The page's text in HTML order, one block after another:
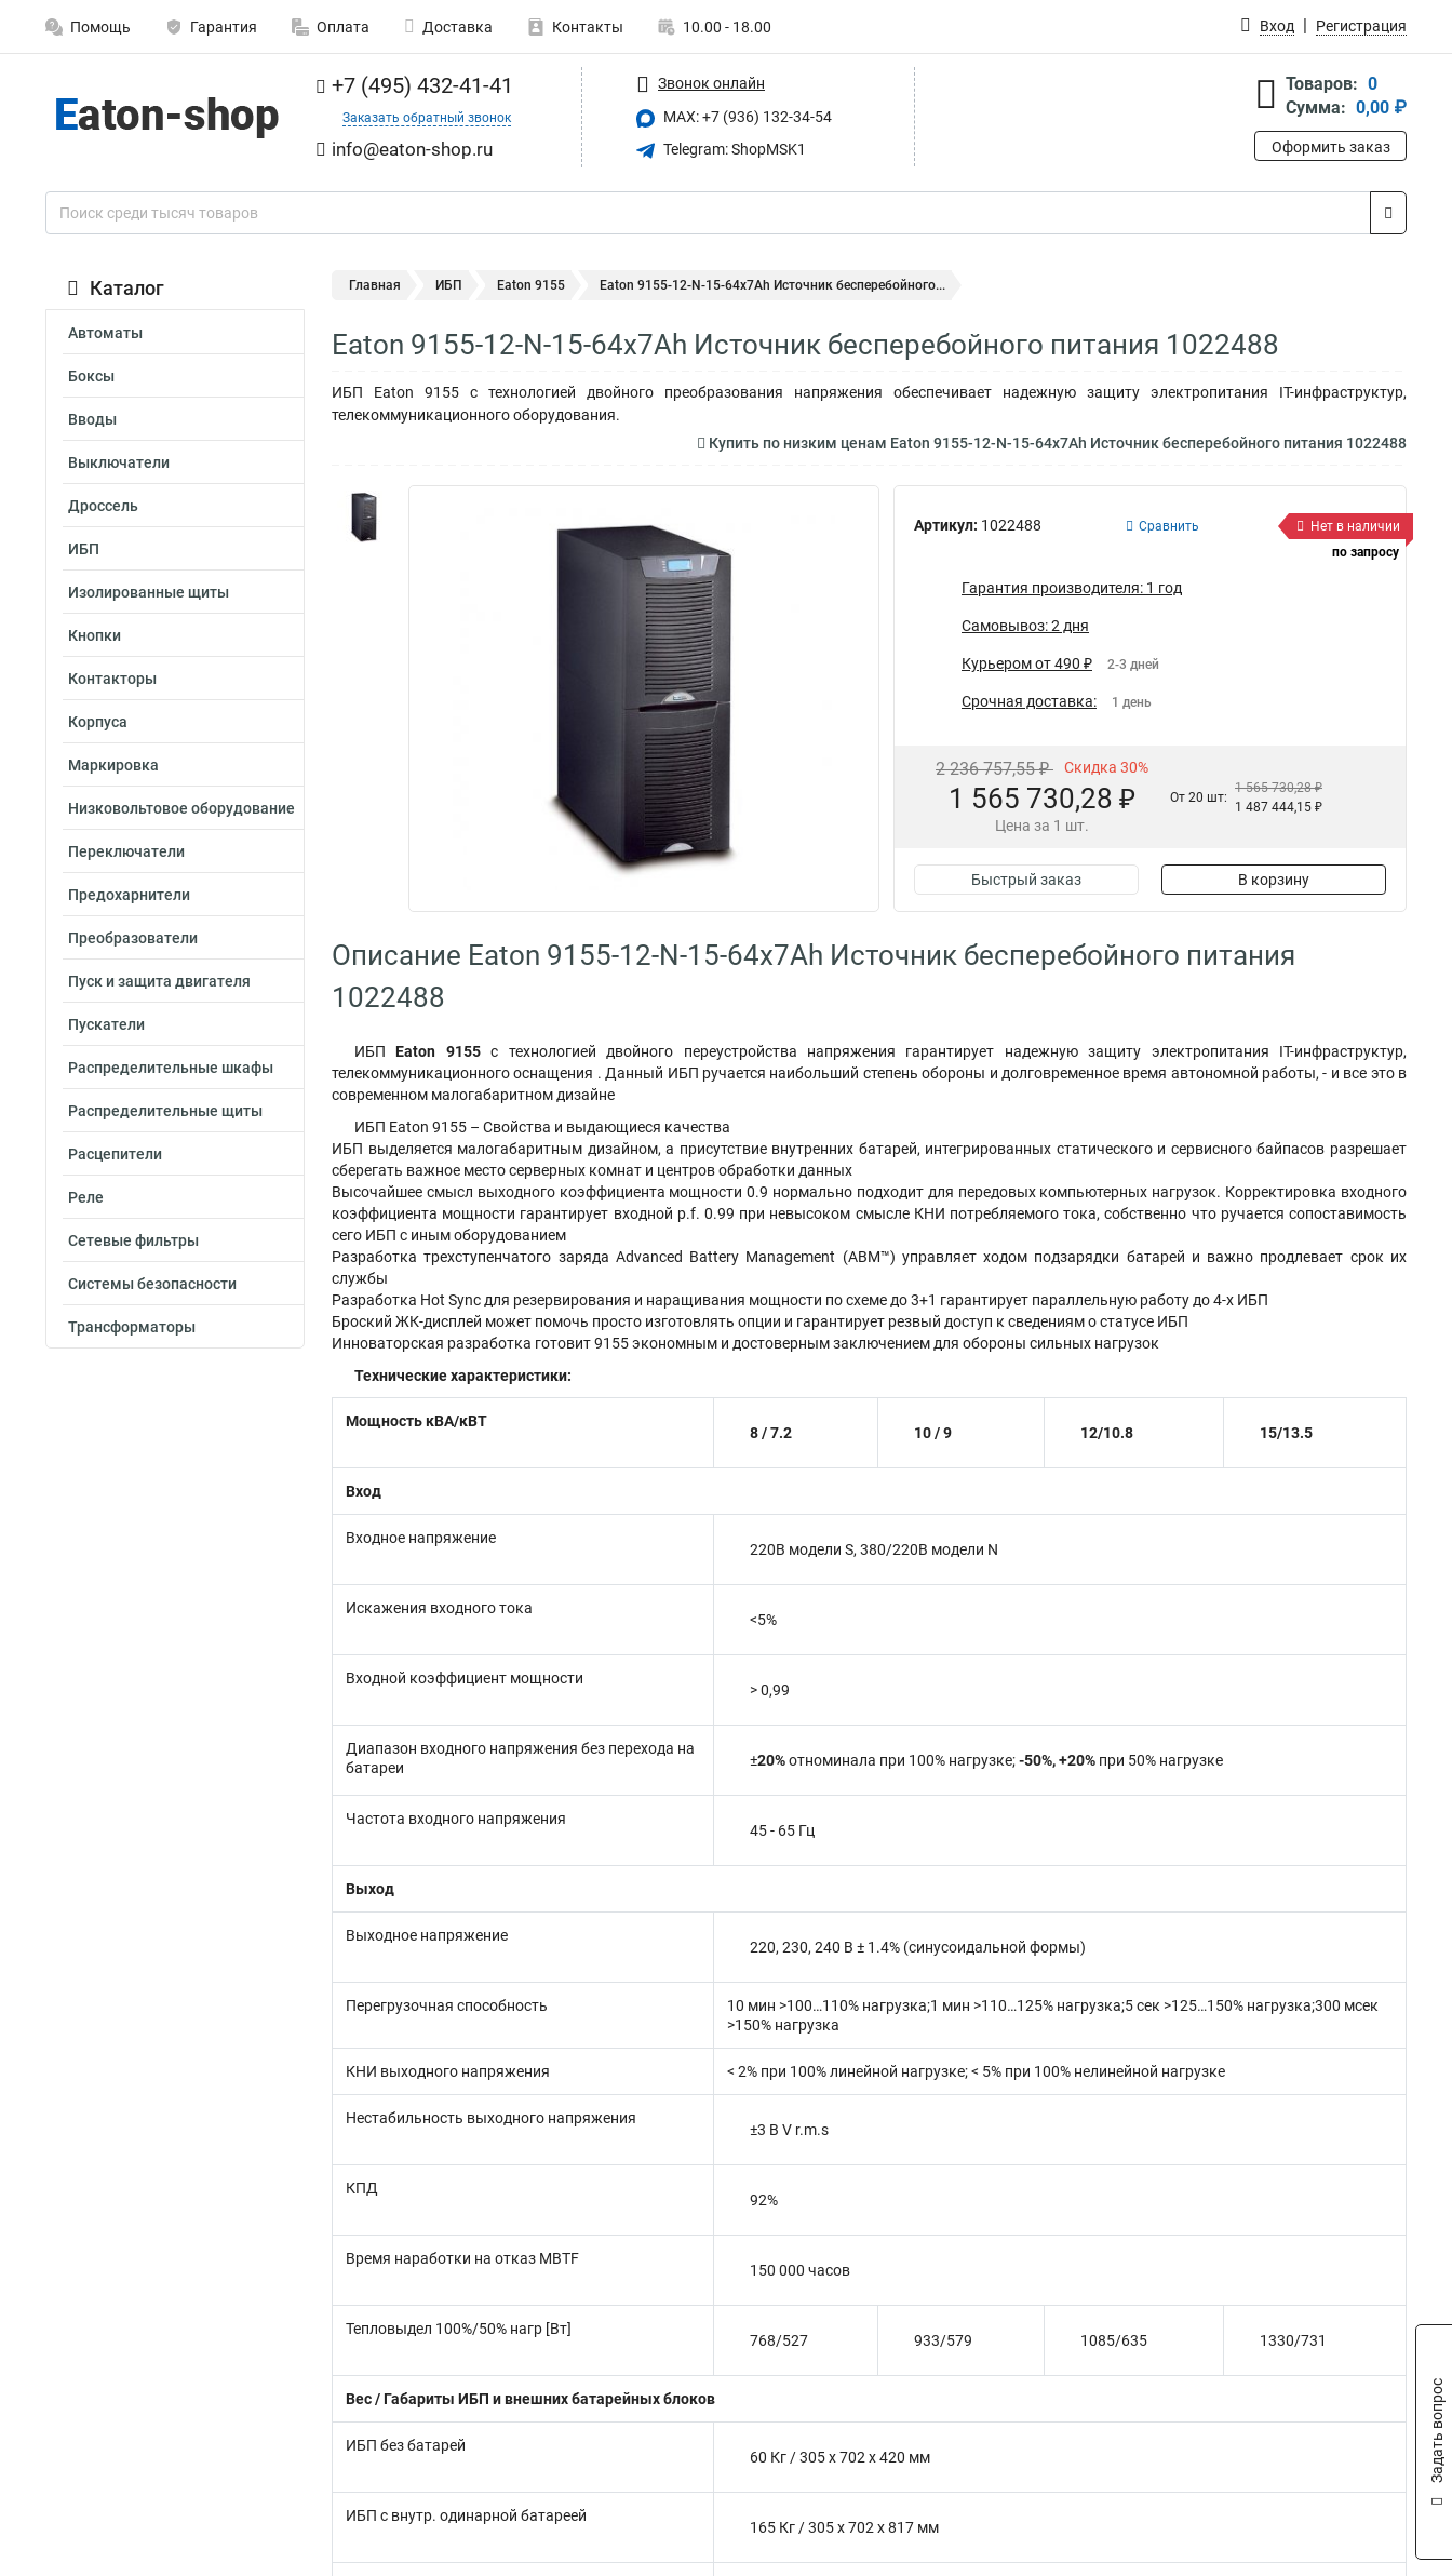
Помощь Гарантия Оплата Доставка Контакты 10.00 - 18.00 Вход Регистрация
+7 (495) 432-41-41
Заказать обратный звонок
info@eaton-shop.ru
Звонок онлайн
MAX: +7 (936) 132-34-54
Telegram: ShopMSK1
Товаров: 0
Сумма: 0,00 ₽
Оформить заказ
Каталог
Автоматы
Боксы
Вводы
Выключатели
Дроссель
ИБП
Изолированные щиты
Кнопки
Контакторы
Корпуса
Маркировка
Низковольтовое оборудование
Переключатели
Предохарнители
Преобразователи
Пуск и защита двигателя
Пускатели
Распределительные шкафы
Распределительные щиты
Расцепители
Реле
Сетевые фильтры
Системы безопасности
Трансформаторы
Главная ИБП Eaton 9155 Eaton 9155-12-N-15-64x7Ah Источник бесперебойного...
Eaton 9155-12-N-15-64x7Ah Источник бесперебойного питания 1022488
ИБП Eaton 9155 с технологией двойного преобразования напряжения обеспечивает надежную защиту электропитания IT-инфраструктур,
телекоммуникационного оборудования.
Купить по низким ценам Eaton 9155-12-N-15-64x7Ah Источник бесперебойного питания 1022488
Артикул: 1022488 Сравнить
Нет в наличии
по запросу
Гарантия производителя: 1 год
Самовывоз: 2 дня
Курьером от 490 ₽ 2-3 дней
Срочная доставка: 1 день
2 236 757,55 ₽ Скидка 30%
1 565 730,28 ₽
Цена за 1 шт.
От 20 шт:
1 565 730,28 ₽
1 487 444,15 ₽
Быстрый заказ В корзину
Описание Eaton 9155-12-N-15-64x7Ah Источник бесперебойного питания
1022488
ИБПEaton 9155с технологией двойного переустройства напряжения гарантирует надежную защиту электропитания IT-инфраструктур,
телекоммуникационного оснащения . Данный ИБП ручается наибольший степень обороны и долговременное время автономной работы, - и все это в
современном малогабаритном дизайне
ИБП Eaton 9155 – Свойства и выдающиеся качества
ИБП выделяется малогабаритным дизайном, а присутствие внутренних батарей, интегрированных статического и сервисного байпасов разрешает
сберегать важное место серверных комнат и центров обработки данных
Высочайшее смысл выходного коэффициента мощности 0.9 нормально подходит для передовых компьютерных нагрузок. Корректировка входного
коэффициента мощности гарантирует входной p.f. 0.99 при невысоком смысле КНИ потребляемого тока, собственно что ручается сопоставимость
сего ИБП с иным оборудованием
Разработка трехступенчатого заряда Advanced Battery Management (ABM™) управляет ходом подзарядки батарей и важно продлевает срок их
службы
Разработка Hot Sync для резервирования и наращивания мощности по схеме до 3+1 гарантирует параллельную работу до 4-х ИБП
Броский ЖК-дисплей может помочь просто изготовлять опции и гарантирует резвый доступ к сведениям о статусе ИБП
Инноваторская разработка готовит 9155 экономным и достоверным заключением для обороны сильных нагрузок
Технические характеристики:
Мощность кВА/кВТ
8 / 7.2 10 / 9 12/10.8 15/13.5
Вход
Входное напряжение
220В модели S, 380/220В модели N
Искажения входного тока
<5%
Входной коэффициент мощности
> 0,99
Диапазон входного напряжения без перехода на
батареи
±20%отноминала при 100% нагрузке;-50%, +20% при 50% нагрузке
Частота входного напряжения
45 - 65 Гц
Выход
Выходное напряжение
220, 230, 240 В ± 1.4% (синусоидальной формы)
Перегрузочная способность
10 мин >100…110% нагрузка;1 мин >110…125% нагрузка;5 сек >125…150% нагрузка;300 мсек
>150% нагрузка
КНИ выходного напряжения < 2% при 100% линейной нагрузке; < 5% при 100% нелинейной нагрузке
Нестабильность выходного напряжения
±3 В V r.m.s
КПД
92%
Время наработки на отказ MBTF
150 000 часов
Тепловыдел 100%/50% нагр [Вт]
768/527 933/579 1085/635 1330/731
Вес / Габариты ИБП и внешних батарейных блоков
ИБП без батарей
60 Кг / 305 x 702 x 420 мм
ИБП с внутр. одинарной батареей
165 Кг / 305 x 702 x 817 мм
Задать вопрос